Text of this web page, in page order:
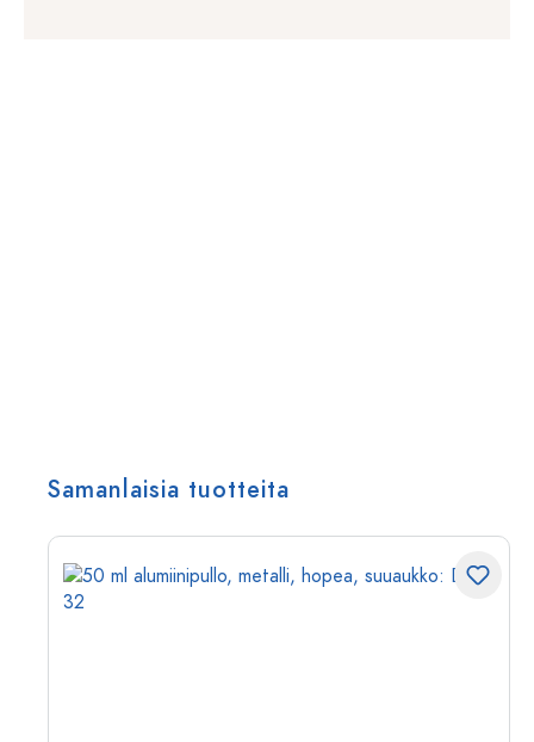
Samanlaisia tuotteita